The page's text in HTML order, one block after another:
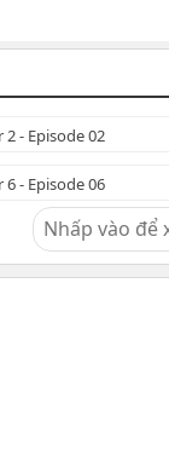
2 - Episode 02
6 - Episode 06
Nhấp vào để